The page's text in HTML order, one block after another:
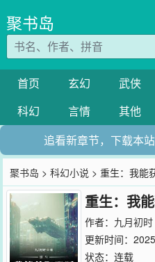
聚书岛
首页 玄幻 武侠
科幻
言情 其他
追看新章节，下载本
聚书岛 >科幻小说 > 重生：我能
重生：我
作者： 九月初时
更新时间：
状态：连载